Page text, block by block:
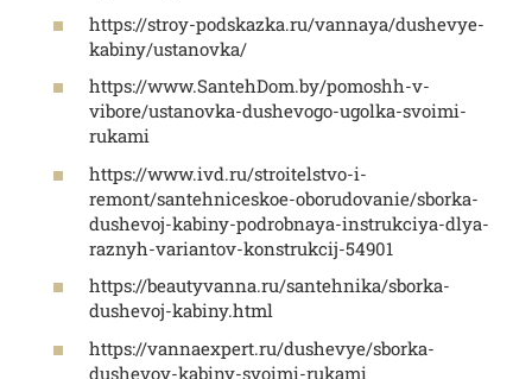
https://stroy-podskazka.ru/vannaya/dushevye-
kabiny/ustanovka/
https://www.SantehDom.by/pomoshh-v-
vibore/ustanovka-dushevogo-ugolka-svoimi-
rukami
https://www.ivd.ru/stroitelstvo-i-
remont/santehniceskoe-oborudovanie/sborka-
dushevoj-kabiny-podrobnaya-instrukciya-dlya-
raznyh-variantov-konstrukcij-54901
https://beautyvanna.ru/santehnika/sborka-
dushevoj-kabiny.html
https://vannaexpert.ru/dushevye/sborka-
dushevoy-kabiny-svoimi-rukami